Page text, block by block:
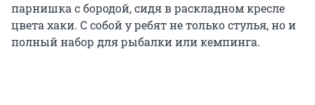
парнишка с бородой, сидя в раскладном кресле
цвета хаки. С собой у ребят не только стулья, но и
полный набор для рыбалки или кемпинга.